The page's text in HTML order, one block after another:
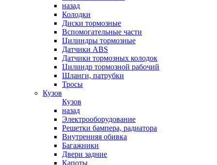
назад
Колодки
Диски тормозные
Вспомогательные части
Цилиндры тормозные
Датчики ABS
Датчики тормозных колодок
Цилиндр тормозной рабочий
Шланги, патрубки
Тросы
Кузов
Кузов
назад
Электрооборудование
Решетки бампера, радиатора
Внутренняя обивка
Багажники
Двери задние
Капоты